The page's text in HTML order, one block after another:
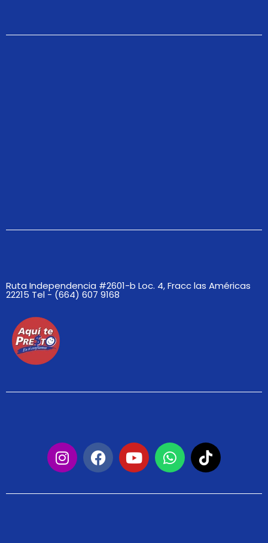
Ruta Independencia #2601-b Loc. 4, Fracc las Américas
22215 Tel - (664) 607 9168